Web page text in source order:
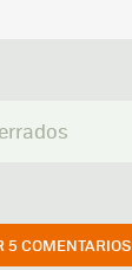
5 COMENTARIOS